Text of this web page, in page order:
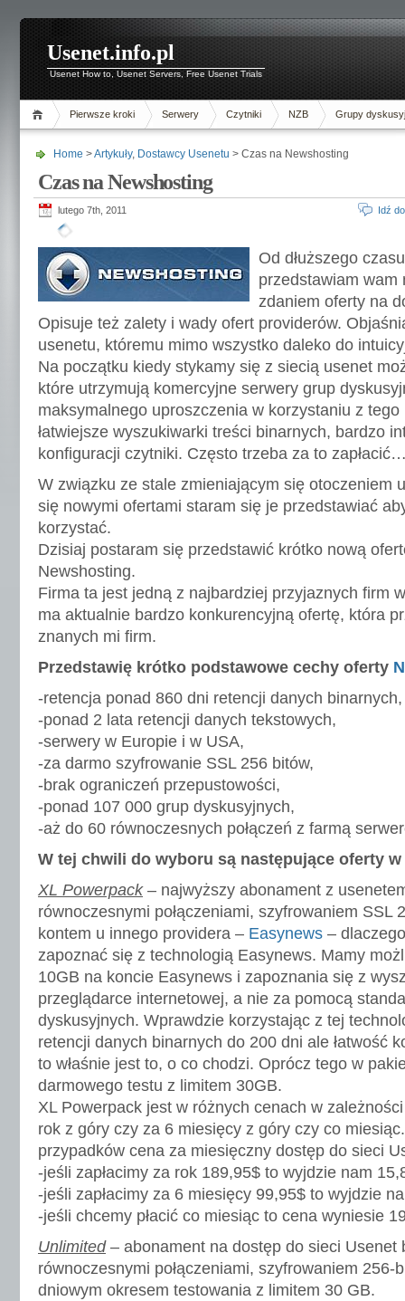
Usenet.info.pl
Usenet How to, Usenet Servers, Free Usenet Trials
Pierwsze kroki Serwery Czytniki NZB Grupy
Home >Artykuły, Dostawcy Usenetu > Czas na Newshosting
Czas na Newshosting
lutego 7th, 2011 Idź
Od dłuższego
przedstawiam wam
zdaniem oferty na
Opisuje też zalety i wady ofert providerów.
usenetu, któremu mimo wszystko daleko do
Na początku kiedy stykamy się z siecią usenet
które utrzymują komercyjne serwery grup
maksymalnego uproszczenia w korzystaniu z
łatwiejsze wyszukiwarki treści binarnych, bardzo
konfiguracji czytniki. Często trzeba za to
W związku ze stale zmieniającym się otoczeniem
się nowymi ofertami staram się je przedstawiać
korzystać.
Dzisiaj postaram się przedstawić krótko nową
Newshosting.
Firma ta jest jedną z najbardziej przyjaznych firm
ma aktualnie bardzo konkurencyjną ofertę, która
znanych mi firm.
Przedstawię krótko podstawowe cechy oferty
-retencja ponad 860 dni retencji danych binarnych,
-ponad 2 lata retencji danych tekstowych,
-serwery w Europie i w USA,
-za darmo szyfrowanie SSL 256 bitów,
-brak ograniczeń przepustowości,
-ponad 107 000 grup dyskusyjnych,
-aż do 60 równoczesnych połączeń z farmą
W tej chwili do wyboru są następujące oferty
XL Powerpack– najwyższy abonament z
równoczesnymi połączeniami, szyfrowaniem SSL
kontem u innego providera – Easynews –
zapoznać się z technologią Easynews. Mamy
10GB na koncie Easynews i zapoznania się z
przeglądarce internetowej, a nie za pomocą
dyskusyjnych. Wprawdzie korzystając z tej
retencji danych binarnych do 200 dni ale łatwość
to właśnie jest to, o co chodzi. Oprócz tego w
darmowego testu z limitem 30GB.
XL Powerpack jest w różnych cenach w
rok z góry czy za 6 miesięcy z góry czy co
przypadków cena za miesięczny dostęp do sieci
-jeśli zapłacimy za rok 189,95$ to wyjdzie nam
-jeśli zapłacimy za 6 miesięcy 99,95$ to wyjdzie
-jeśli chcemy płacić co miesiąc to cena wyniesie
Unlimited– abonament na dostęp do sieci Usenet
równoczesnymi połączeniami, szyfrowaniem 256-
dniowym okresem testowania z limitem 30 GB.